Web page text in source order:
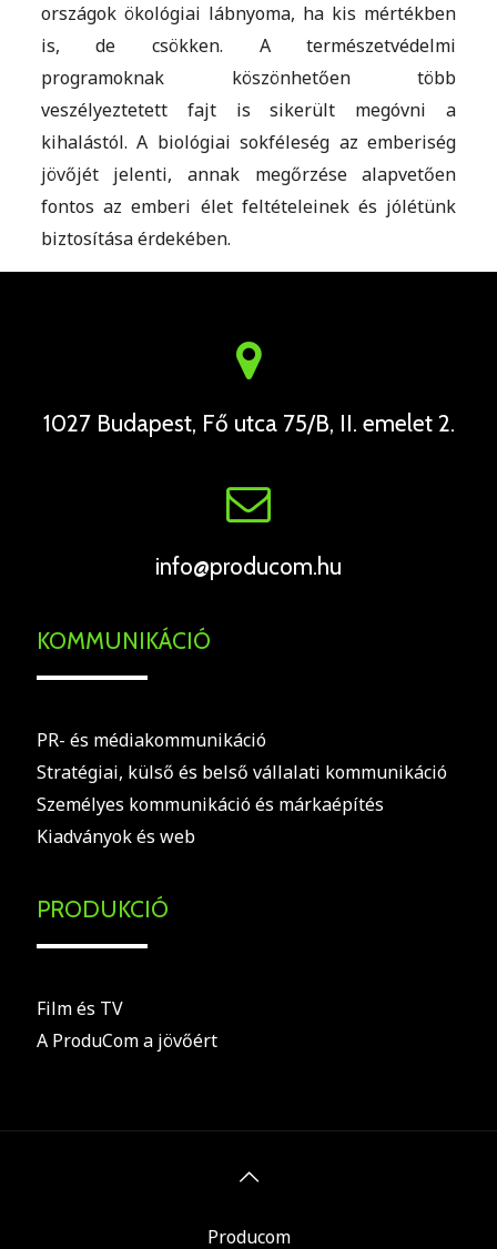
országok ökológiai lábnyoma, ha kis mértékben
is, de csökken. A természetvédelmi
programoknak köszönhetően több
veszélyeztetett fajt is sikerült megóvni a
kihalástól. A biológiai sokféleség az emberiség
jövőjét jelenti, annak megőrzése alapvetően
fontos az emberi élet feltételeinek és jólétünk
biztosítása érdekében.
1027 Budapest, Fő utca 75/B, II. emelet 2.
info@producom.hu
KOMMUNIKÁCIÓ
PR- és médiakommunikáció
Stratégiai, külső és belső vállalati kommunikáció
Személyes kommunikáció és márkaépítés
Kiadványok és web
PRODUKCIÓ
Film és TV
A ProduCom a jövőért
Producom